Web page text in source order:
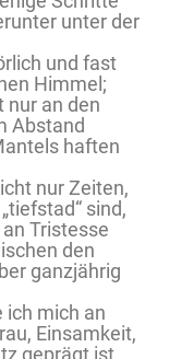
unter der
und fast
Himmel;
nur an den
Abstand
haften
nur Zeiten,
sind,
Tristesse
den
ganzjährig
ich mich an
Einsamkeit,
geprägt ist.